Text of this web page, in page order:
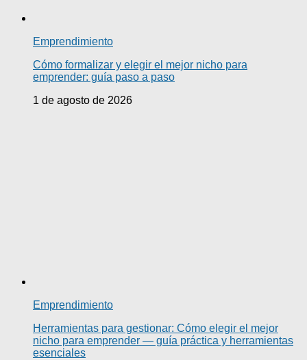
Emprendimiento
Cómo formalizar y elegir el mejor nicho para
emprender: guía paso a paso
1 de agosto de 2026
Emprendimiento
Herramientas para gestionar: Cómo elegir el mejor
nicho para emprender — guía práctica y herramientas
esenciales